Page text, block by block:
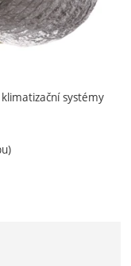
systémy